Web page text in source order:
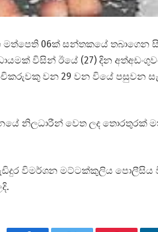
සහ මත්පෙති 06ක් සන්තකයේ
විසින් ඊයේ (27) දින
වන 29 වන වියේ පසුවන
නිලධාරීන් වෙත ලද තොරතුරක්
විමර්ශන මට්ටක්කුලිය පොලීසිය